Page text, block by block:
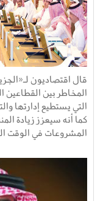
قال اقتصاديون
المخاطر بين
التي يستطيع إدارتها
كما أنه سيعزز زيادة
المشروعات في الوقت